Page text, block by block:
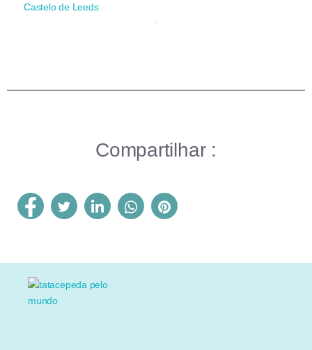
Castelo de Leeds
Compartilhar :